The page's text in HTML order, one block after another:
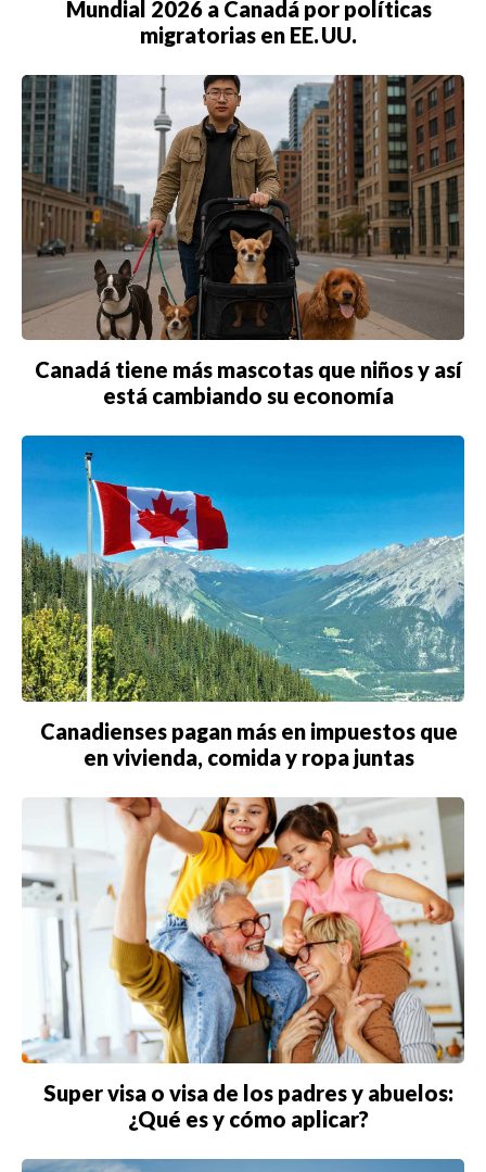
Mundial 2026 a Canadá por políticas
migratorias en EE. UU.
Canadá tiene más mascotas que niños y así
está cambiando su economía
Canadienses pagan más en impuestos que
en vivienda, comida y ropa juntas
Super visa o visa de los padres y abuelos:
¿Qué es y cómo aplicar?